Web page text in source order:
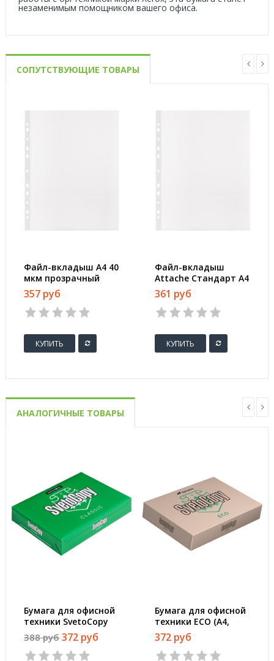
незаменимым помощником вашего офиса.
СОПУТСТВУЮЩИЕ ТОВАРЫ
Файл-вкладыш А4 40
мкм прозрачный
гладкий 100 штук в
упаковке
357 руб
КУПИТЬ
Файл-вкладыш
Attache Стандарт А4
30 мкм прозрачный
рифленый 100 штук
в упаковке
361 руб
КУПИТЬ
АНАЛОГИЧНЫЕ ТОВАРЫ
Бумага для офисной
техники SvetoCopy
(A4, марка C, 80 г/
кв.м, 500 листов)
388 руб 372 руб
Бумага для офисной
техники ECO (А4,
марка С, 80 г/кв.м,
белизна 60%, 500
листов)
372 руб